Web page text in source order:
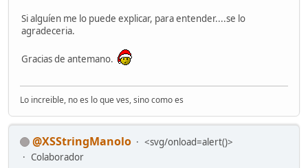
Si alguíen me lo puede explicar, para entender....se lo
agradeceria.
Gracias de antemano.
Lo increible, no es lo que ves, sino como es
@XSStringManolo
<svg/onload=alert()>
Colaborador